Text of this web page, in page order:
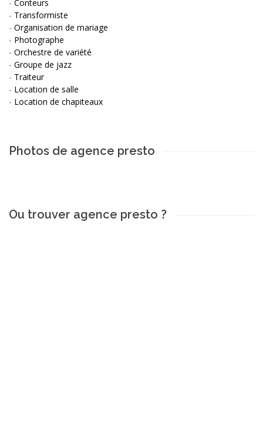
- Conteurs
- Transformiste
- Organisation de mariage
- Photographe
- Orchestre de variété
- Groupe de jazz
- Traiteur
- Location de salle
- Location de chapiteaux
Photos de agence presto
Ou trouver agence presto ?